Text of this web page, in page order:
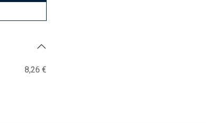
8,26 €